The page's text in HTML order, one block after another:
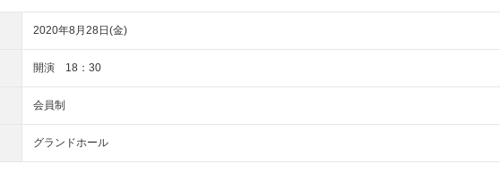
2020年8月28日(金)
開演 18：30
会員制
グランドホール